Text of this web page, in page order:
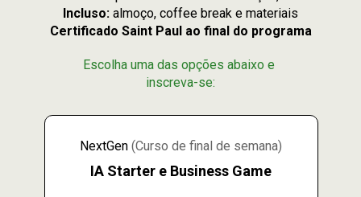
Incluso: almoço, coffee break e materiais
Certificado Saint Paul ao final do programa
Escolha uma das opções abaixo e
inscreva-se:
NextGen (Curso de final de semana)
IA Starter e Business Game